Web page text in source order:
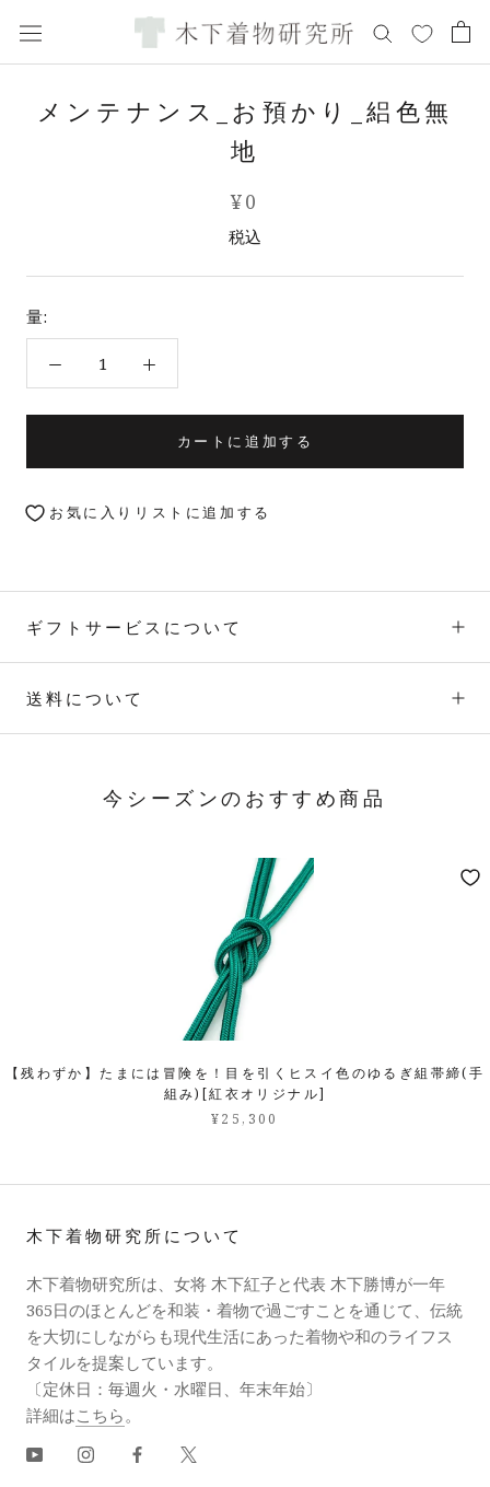
ッ
メンテナンス_お預かり_絽色無
地
¥0
税込
量:
カートに追加する
お気に入りリストに追加する
ギフトサービスについて
送料について
今シーズンのおすすめ商品
【残わずか】たまには冒険を！目を引くヒスイ色のゆるぎ組帯締(手
組み)[紅衣オリジナル]
¥25,300
木下着物研究所について
木下着物研究所は、女将 木下紅子と代表 木下勝博が一年
365日のほとんどを和装・着物で過ごすことを通じて、伝統
を大切にしながらも現代生活にあった着物や和のライフス
タイルを提案しています。
〔定休日：毎週火・水曜日、年末年始〕
詳細はこちら 。